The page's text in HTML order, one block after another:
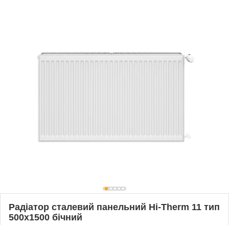
Радіатор сталевий панельний Hi-Therm 11 тип
500x1500 бічний